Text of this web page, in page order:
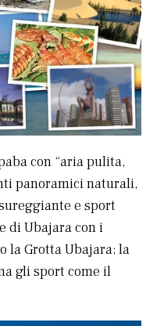
con “aria pulita,
panoramici naturali,
e sport
di Ubajara con i
la Grotta Ubajara; la
gli sport come il